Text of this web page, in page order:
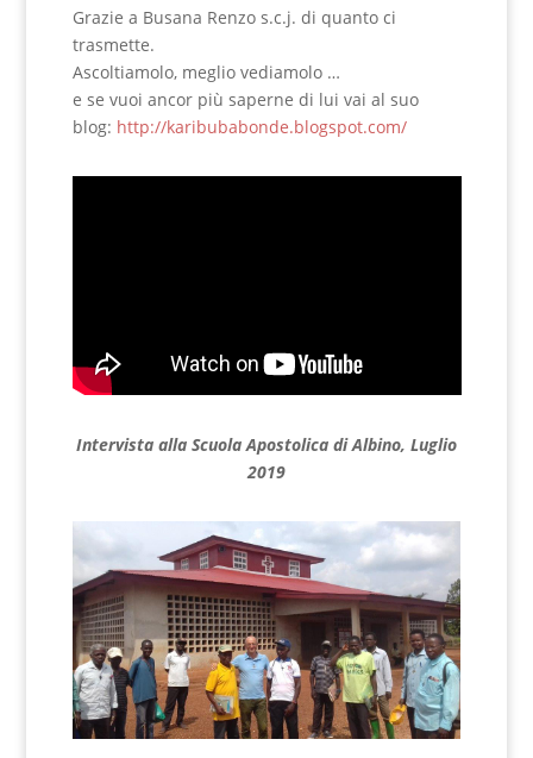
Grazie a Busana Renzo s.c.j. di quanto ci
trasmette.
Ascoltiamolo, meglio vediamolo …
e se vuoi ancor più saperne di lui vai al suo
blog: http://karibubabonde.blogspot.com/
Intervista alla Scuola Apostolica di Albino, Luglio
2019